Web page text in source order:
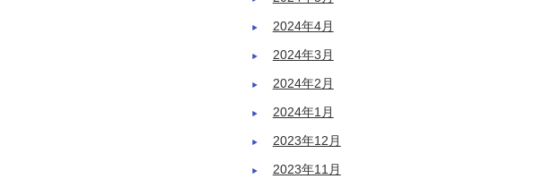
2024年4月
2024年3月
2024年2月
2024年1月
2023年12月
2023年11月